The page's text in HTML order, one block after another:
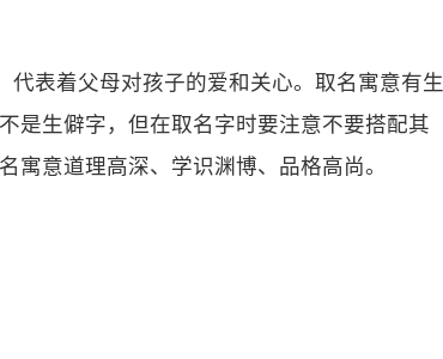
代表着父母对孩子的爱和关心。取名寓意有生
是生僻字，但在取名字时要注意不要搭配其
寓意道理高深、学识渊博、品格高尚。